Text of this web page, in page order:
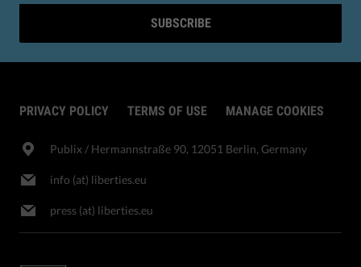
SUBSCRIBE
PRIVACY POLICY TERMS OF USE MANAGE COOKIES
Publix​ / Hermannstraße 90, 12051 Berlin, Germany
info (at) liberties.eu
press (at) liberties.eu